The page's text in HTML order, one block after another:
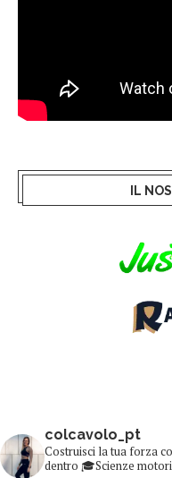
IL
colcavolo_pt
Costruisci la tua forza
dentro 🎓Scienze